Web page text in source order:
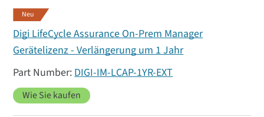
Neu
Digi LifeCycle Assurance On-Prem Manager
Gerätelizenz - Verlängerung um 1 Jahr
DIGI-IM-LCAP-1YR-EXT
Wie Sie kaufen